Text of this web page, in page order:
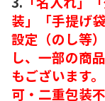
装」「手提げ
設定（のし等
し、一部の商
もございます。
可・二重包装